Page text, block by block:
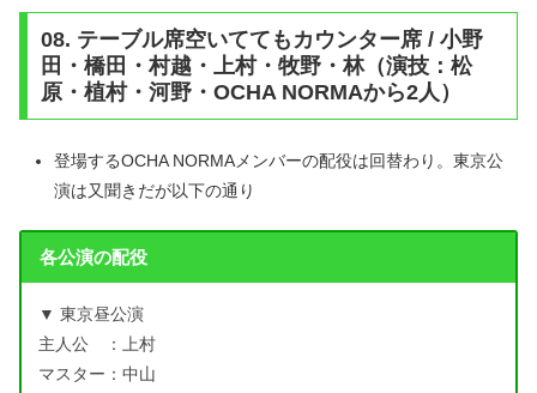
08. テーブル席空いててもカウンター席 / 小野
田・橋田・村越・上村・牧野・林（演技：松
原・植村・河野・OCHA NORMAから2人）
登場するOCHA NORMAメンバーの配役は回替わり。東京公
演は又聞きだが以下の通り
各公演の配役
▼ 東京昼公演
主人公 ：上村
マスター：中山